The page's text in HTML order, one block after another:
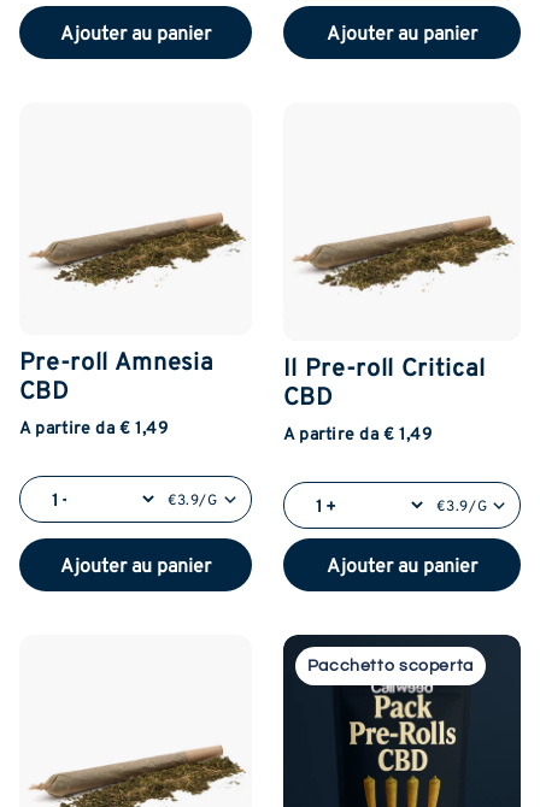
Ajouter au panier Ajouter au panier
Pre-roll Amnesia
CBD
A partire da € 1,49
€3.9/G
Ajouter au panier
Il Pre-roll Critical
CBD
A partire da € 1,49
€3.9/G
Ajouter au panier
Pacchetto scoperta